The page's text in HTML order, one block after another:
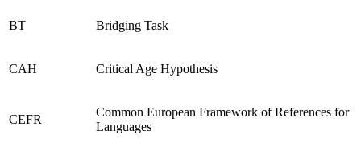
BT Bridging Task
CAH Critical Age Hypothesis
CEFR
Common European Framework of References for
Languages